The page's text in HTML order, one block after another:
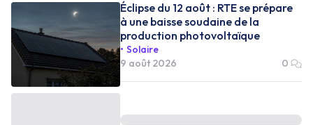
Éclipse du 12 août : RTE se prépare
à une baisse soudaine de la
production photovoltaïque
Solaire
9 août 2026
0